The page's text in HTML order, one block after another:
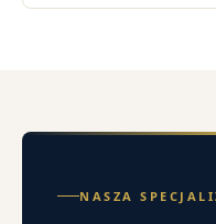
NASZA